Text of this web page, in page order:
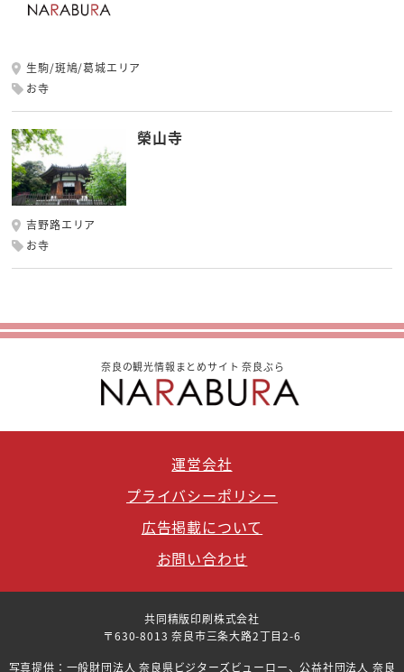
生駒/斑鳩/葛城エリア
お寺
榮山寺
吉野路エリア
お寺
奈良の観光情報まとめサイト 奈良ぶら
運営会社
プライバシーポリシー
広告掲載について
お問い合わせ
共同精版印刷株式会社
〒630-8013 奈良市三条大路2丁目2-6
写真提供：一般財団法人 奈良県ビジターズビューロー、公益社団法人 奈良